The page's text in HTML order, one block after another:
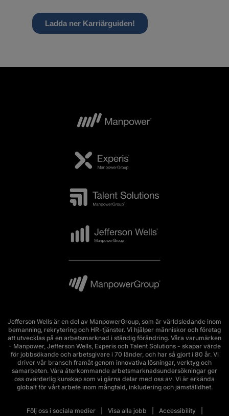
Jefferson Wells är en del av ManpowerGroup, som är världsledande inom
bemanning, rekrytering och HR-tjänster. Vi hjälper människor och företag
att utvecklas på en arbetsmarknad i ständig förändring. Våra varumärken
- Manpower, Jefferson Wells, Experis och Talent Solutions - skapar värde
för jobbsökande och arbetsgivare i 70 länder, och har så gjort i 80 år. Vi
driver vår bransch framåt genom innovativa lösningar, verktyg och
samarbeten. Våra återkommande arbetsmarknadsundersökningar ger
oss ovärderlig kunskap som vi gärna delar med oss av. Vi är erkända
globalt för vårt arbete inom mångfald, inkludering och jämställdhet.
Följ oss i sociala medier Visa alla jobb Accessibility